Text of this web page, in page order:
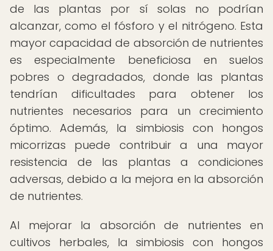
de las plantas por sí solas no podrían
alcanzar, como el fósforo y el nitrógeno. Esta
mayor capacidad de absorción de nutrientes
es especialmente beneficiosa en suelos
pobres o degradados, donde las plantas
tendrían dificultades para obtener los
nutrientes necesarios para un crecimiento
óptimo. Además, la simbiosis con hongos
micorrizas puede contribuir a una mayor
resistencia de las plantas a condiciones
adversas, debido a la mejora en la absorción
de nutrientes.
Al mejorar la absorción de nutrientes en
cultivos herbales, la simbiosis con hongos